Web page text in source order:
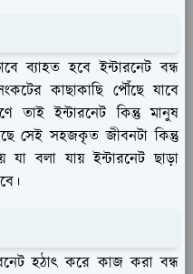
ব্যাহত হবে ইন্টারনেট বন্ধ
কাছাকাছি পৌঁছে যাবে
তাই ইন্টারনেট কিন্তু মানুষ
সেই সহজকৃত জীবনটা কিন্তু
বলা যায় ইন্টারনেট ছাড়া
হঠাৎ করে কাজ করা বন্ধ